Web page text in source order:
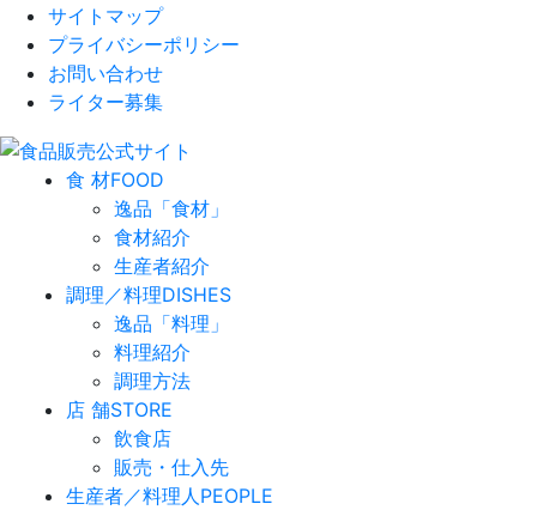
サイトマップ
プライバシーポリシー
お問い合わせ
ライター募集
食 材FOOD
逸品「食材」
食材紹介
生産者紹介
調理／料理DISHES
逸品「料理」
料理紹介
調理方法
店 舗STORE
飲食店
販売・仕入先
生産者／料理人PEOPLE